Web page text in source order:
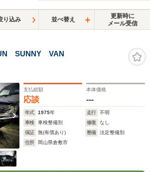
り込み 並べ替え
更新時に
メール受信
SUNNY VAN
支払総額
応談
本体価格
---
年式 1975年 走行
不明
車検
車検整備別 修復
なし
保証
無(有償あり) 整備
法定整備別
住所
岡山県倉敷市